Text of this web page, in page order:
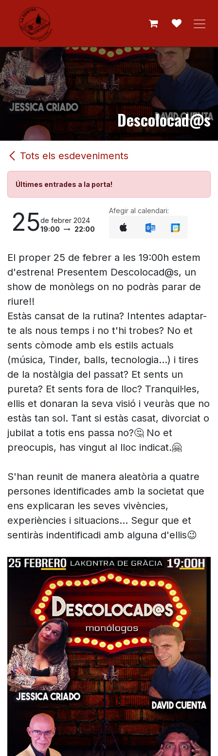
Skip to Content
Descolocad@s
Tots els esdeveniments
Últimes entrades a la porta!
25de febrer 2024
19:00
22:00
Afegir al calendari:
El proper 25 de febrer a les 19:00h estem
d'estrena! Presentem Descolocad@s, un
show de monòlegs on no podràs parar de
riure!!
Estàs cansat de la rutina? Intentes adaptar-
te als nous temps i no t'hi trobes? No et
sents còmode amb els estils actuals
(música, Tinder, balls, tecnologia...) i tires
de la nostàlgia del passat? Et sents un
pureta? Et sents fora de lloc? Tranquil·les,
ellis et donaran la seva visió i veuràs que no
estàs tan sol. Tant si estàs casat, divorciat o
jubilat a totis ens passa no?🤔 No et
preocupis, has vingut al lloc indicat.🤗
S'han reunit de manera aleatòria a quatre
persones identificades amb la societat que
ens explicaran les seves vivències,
experiències i situacions... Segur que et
sentiràs indentificadi amb alguna d'ellis😉